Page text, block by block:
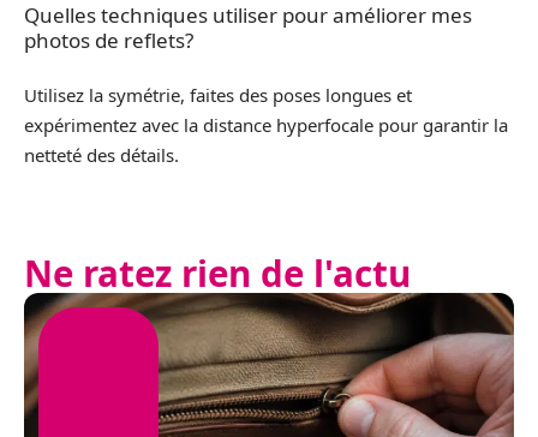
Quelles techniques utiliser pour améliorer mes
photos de reflets?
Utilisez la symétrie, faites des poses longues et
expérimentez avec la distance hyperfocale pour garantir la
netteté des détails.
Ne ratez rien de l'actu